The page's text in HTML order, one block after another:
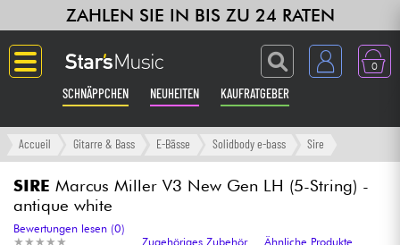
ZAHLEN SIE IN BIS ZU 24 RATEN
0
SCHNÄPPCHEN NEUHEITEN KAUFRATGEBER
Langue
Gitarre & Bass
Verstärker & Effekte
Accueil Gitarre & Bass E-Bässe Solidbody e-bass Sire
SIRE Marcus Miller V3 New Gen LH (5-String) -
antique white
★ ★ ★ ★ ★
★ ★ ★ ★ ★
Bewertungen lesen (0)
Zugehöriges Zubehör
Ähnliche Produkte